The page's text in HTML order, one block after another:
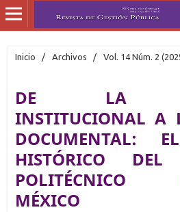
Inicio / Archivos / Vol. 14 Núm. 2
DE LA
INSTITUCIONAL A
DOCUMENTAL:
HISTÓRICO DEL
POLITÉCNICO
MÉXICO